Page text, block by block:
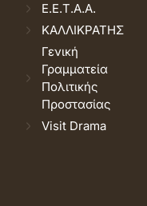
Ε.Ε.Τ.Α.Α.
ΚΑΛΛΙΚΡΑΤΗΣ
Γενική
Γραμματεία
Πολιτικής
Προστασίας
Visit Drama